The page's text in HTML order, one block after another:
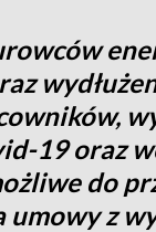
19 oraz
do
umowy z